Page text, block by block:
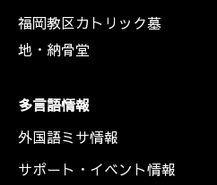
福岡教区カトリック墓
地・納骨堂
多言語情報
外国語ミサ情報
サポート・イベント情報